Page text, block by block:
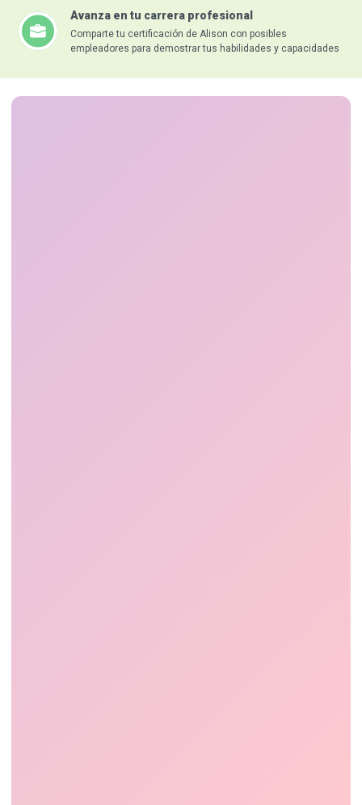
Avanza en tu carrera profesional
Comparte tu certificación de Alison con posibles
empleadores para demostrar tus habilidades y capacidades